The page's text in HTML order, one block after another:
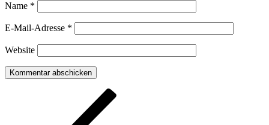
Name *
E-Mail-Adresse *
Website
Beitragsnavigation